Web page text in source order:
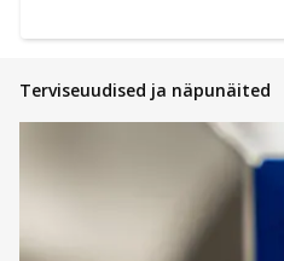
Terviseuudised ja näpunäited